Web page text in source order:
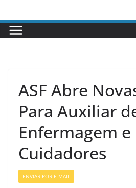
para
o
ASF Abre
Para Auxiliar
Enfermagem e
Cuidadores
ENVIAR POR E-MAIL